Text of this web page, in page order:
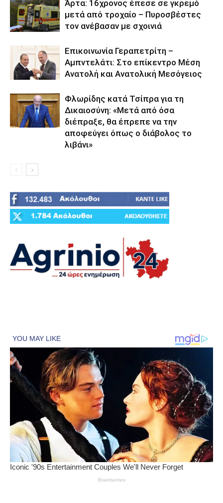
Άρτα: 16χρονος έπεσε σε γκρεμό
μετά από τροχαίο – Πυροσβέστες
τον ανέβασαν με σχοινιά
Επικοινωνία Γεραπετρίτη –
Αμπντελάτι: Στο επίκεντρο Μέση
Ανατολή και Ανατολική Μεσόγειος
Φλωρίδης κατά Τσίπρα για τη
Δικαιοσύνη: «Μετά από όσα
διέπραξε, θα έπρεπε να την
αποφεύγει όπως ο διάβολος το
λιβάνι»